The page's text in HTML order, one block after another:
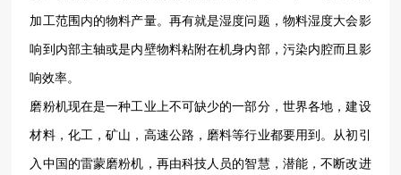
加工范围内的物料产量。再有就是湿度问题，物料湿度大会影
响到内部主轴或是内壁物料粘附在机身内部，污染内腔而且影
响效率。
磨粉机现在是一种工业上不可缺少的一部分，世界各地，建设
材料，化工，矿山，高速公路，磨料等行业都要用到。从初引
入中国的雷蒙磨粉机，再由科技人员的智慧，潜能，不断改进